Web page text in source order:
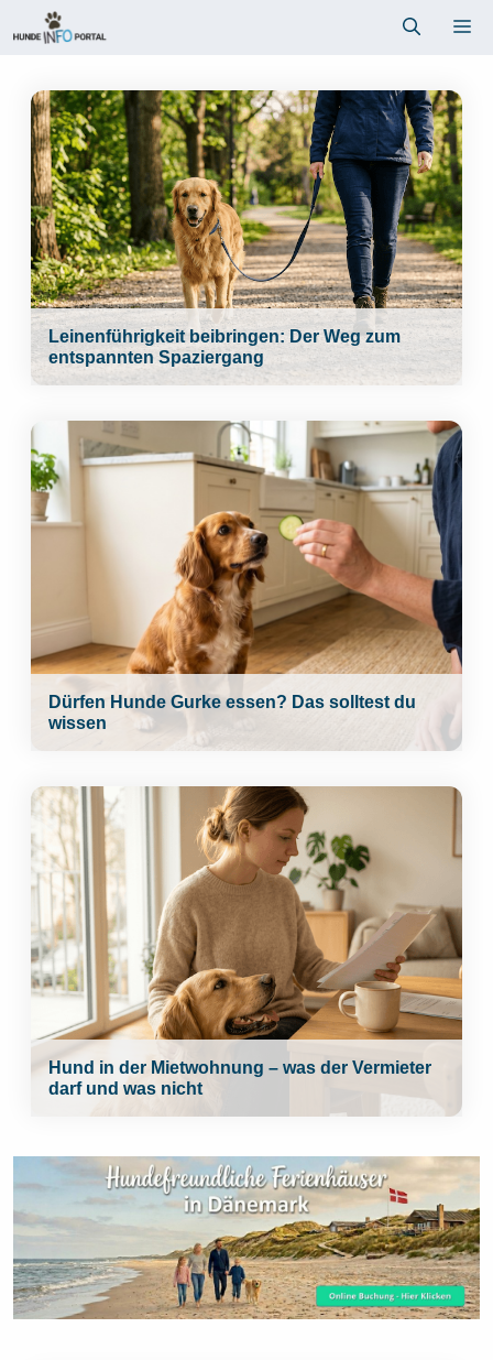
Inhalt
Leinenführigkeit beibringen: Der Weg zum
entspannten Spaziergang
Dürfen Hunde Gurke essen? Das solltest du
wissen
Hund in der Mietwohnung – was der Vermieter
darf und was nicht